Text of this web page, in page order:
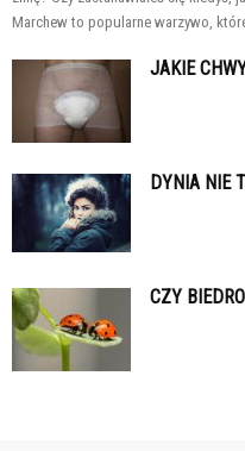
Marchew to popularne warzywo,
JAKIE
DYNIA NIE
CZY